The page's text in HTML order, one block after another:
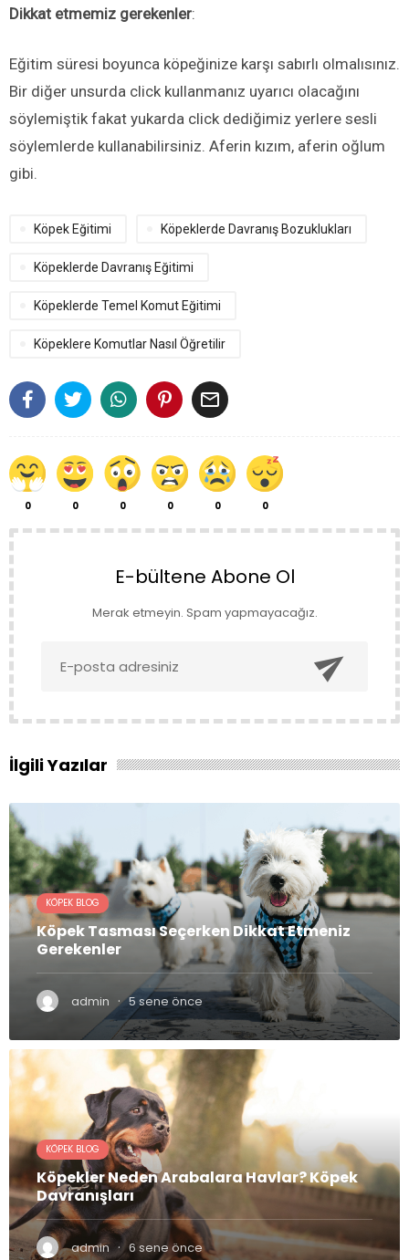

0 0 0 0 0 0
Dikkat etmemiz gerekenler:
Eğitim süresi boyunca köpeğinize karşı sabırlı olmalısınız.
Bir diğer unsurda click kullanmanız uyarıcı olacağını
söylemiştik fakat yukarda click dediğimiz yerlere sesli
söylemlerde kullanabilirsiniz. Aferin kızım, aferin oğlum
gibi.
Köpek Eğitimi Köpeklerde Davranış Bozuklukları
Köpeklerde Davranış Eğitimi
Köpeklerde Temel Komut Eğitimi
Köpeklere Komutlar Nasıl Öğretilir
E-bültene Abone Ol
Merak etmeyin. Spam yapmayacağız.

İlgili Yazılar
KÖPEK BLOG
Köpek Tasması Seçerken Dikkat Etmeniz
Gerekenler
admin · 5 sene önce
KÖPEK BLOG
Köpekler Neden Arabalara Havlar? Köpek
Davranışları
admin · 6 sene önce